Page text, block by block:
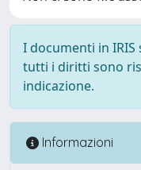
I documenti in
tutti i diritti sono
indicazione.
Informazioni